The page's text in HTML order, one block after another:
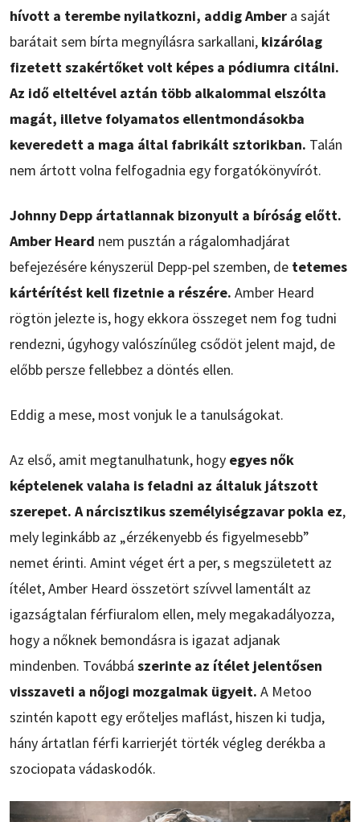
hívott a terembe nyilatkozni, addig Amber a saját
barátait sem bírta megnyílásra sarkallani, kizárólag
fizetett szakértőket volt képes a pódiumra citálni.
Az idő elteltével aztán több alkalommal elszólta
magát, illetve folyamatos ellentmondásokba
keveredett a maga által fabrikált sztorikban. Talán
nem ártott volna felfogadnia egy forgatókönyvírót.
Johnny Depp ártatlannak bizonyult a bíróság előtt.
Amber Heard nem pusztán a rágalomhadjárat
befejezésére kényszerül Depp-pel szemben, de tetemes
kártérítést kell fizetnie a részére. Amber Heard
rögtön jelezte is, hogy ekkora összeget nem fog tudni
rendezni, úgyhogy valószínűleg csődöt jelent majd, de
előbb persze fellebbez a döntés ellen.
Eddig a mese, most vonjuk le a tanulságokat.
Az első, amit megtanulhatunk, hogy egyes nők
képtelenek valaha is feladni az általuk játszott
szerepet. A nárcisztikus személyiségzavar pokla ez,
mely leginkább az „érzékenyebb és figyelmesebb”
nemet érinti. Amint véget ért a per, s megszületett az
ítélet, Amber Heard összetört szívvel lamentált az
igazságtalan férfiuralom ellen, mely megakadályozza,
hogy a nőknek bemondásra is igazat adjanak
mindenben. Továbbá szerinte az ítélet jelentősen
visszaveti a nőjogi mozgalmak ügyeit. A Metoo
szintén kapott egy erőteljes maflást, hiszen ki tudja,
hány ártatlan férfi karrierjét törték végleg derékba a
szociopata vádaskodók.